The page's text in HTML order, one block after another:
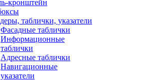
кронштейн
таблички, указатели
Фасадные таблички
Информационные
таблички
Адресные таблички
Навигационные
указатели